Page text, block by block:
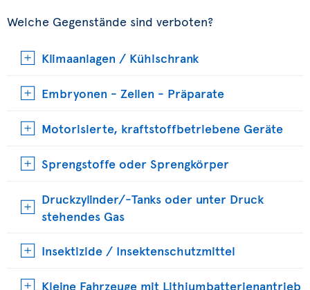
Welche Gegenstände sind verboten?
Klimaanlagen / Kühlschrank
Embryonen - Zellen - Präparate
Motorisierte, kraftstoffbetriebene Geräte
Sprengstoffe oder Sprengkörper
Druckzylinder/-Tanks oder unter Druck
stehendes Gas
Insektizide / Insektenschutzmittel
Kleine Fahrzeuge mit Lithiumbatterienantrieb